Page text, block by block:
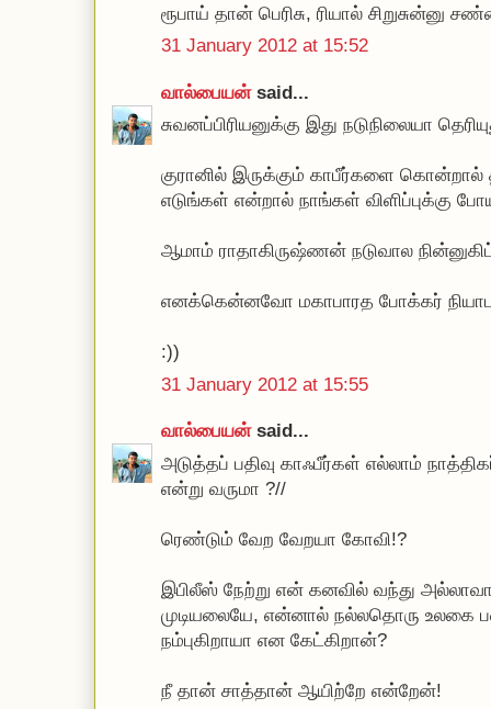
ரூபாய் தான் பெரிசு, ரியால் சிறுசுன்னு
31 January 2012 at 15:52
வால்பையன்said...
சுவனப்பிரியனுக்கு இது நடுநிலையா
குரானில் இருக்கும் காபீர்களை
எடுங்கள் என்றால் நாங்கள் விளிப்புக்கு
ஆமாம் ராதாகிருஷ்ணன் நடுவால
எனக்கென்னவோ மகாபாரத போக்கர்
:))
31 January 2012 at 15:55
வால்பையன்said...
அடுத்தப் பதிவு காஃபீர்கள் எல்லாம்
என்று வருமா ?//
ரெண்டும் வேற வேறயா கோவி!?
இபிலீஸ் நேற்று என் கனவில் வந்து
முடியலையே, என்னால் நல்லதொரு உலகை
நம்புகிறாயா என கேட்கிறான்?
நீ தான் சாத்தான் ஆயிற்றே என்றேன்!